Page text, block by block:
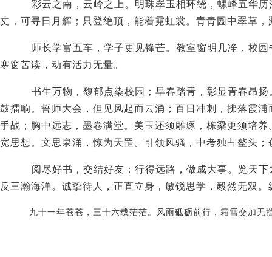
彩云之南，云岭之上。明珠翠玉相环绕，螺峰五华
丈，可寻日月辉；只登绝顶，能着霓虹裳。青青园中翠草
师长学富五车，学子更见锋芒。教室窗明几净，校
寒窗苦读，动有活力无量。
书生万物，馥郁点染校园；早春踏青，彰显青春昂
鼓擂响。誓师大会，但见风起而云涌；百日冲刺，拂落霞
手战；胸中远志，墨卷满堂。美玉还须雕琢，栋梁更须培
宽思想。文思泉涌，惊为天罡。引领风骚，中考独占鳌头
阅尽好书，交结好友；行得远路，做成大事。览天
反三瀚海洋。诚挚待人，正直立身，敏锐思学，毅然无双
九十一年苍苍，三十六载茫茫。风雨砥砺前行，霜雪交加